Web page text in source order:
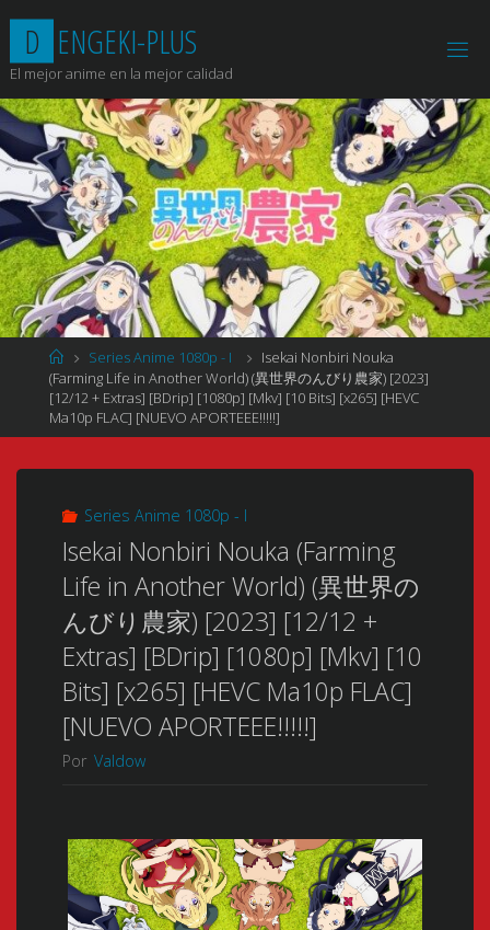
contenido
D ENGEKI-PLUS
El mejor anime en la mejor calidad
Página
de
Inicio
Series Anime 1080p - I
Isekai Nonbiri Nouka
(Farming Life in Another World) (異世界のんびり農家) [2023]
[12/12 + Extras] [BDrip] [1080p] [Mkv] [10 Bits] [x265] [HEVC
Ma10p FLAC] [NUEVO APORTEEE!!!!!]
Series Anime 1080p - I
Isekai Nonbiri Nouka (Farming
Life in Another World) (異世界の
んびり農家) [2023] [12/12 +
Extras] [BDrip] [1080p] [Mkv] [10
Bits] [x265] [HEVC Ma10p FLAC]
[NUEVO APORTEEE!!!!!]
Por Valdow